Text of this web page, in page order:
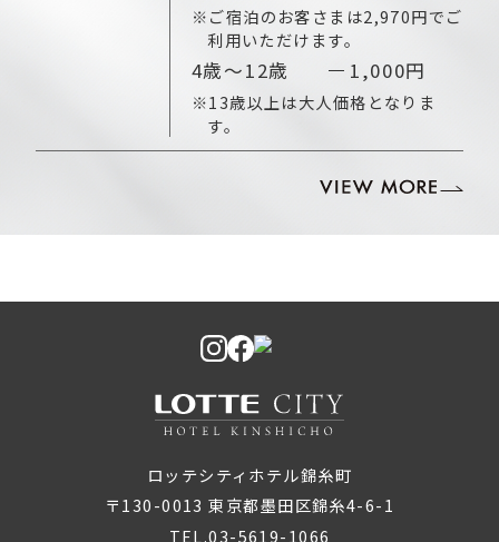
※ご宿泊のお客さまは2,970円でご
利用いただけます。
4歳～12歳 1,000円
※13歳以上は大人価格となりま
す。
ロッテシティホテル錦糸町
〒130-0013 東京都墨田区錦糸4-6-1
TEL.03-5619-1066